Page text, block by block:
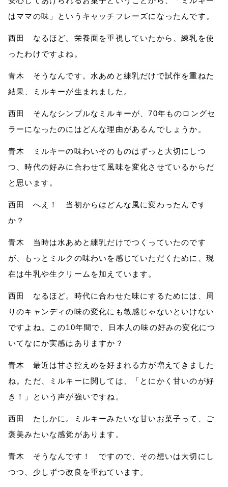
はママの味」というキャッチフレーズになったんです。
西田 なるほど。栄養面を重視していたから、練乳を使
ったわけですよね。
青木 そうなんです。水あめと練乳だけで試作を重ねた
結果、ミルキーが生まれました。
西田 そんなシンプルなミルキーが、70年ものロングセ
ラーになったのに は どんな理由があるんでしょうか。
青木 ミルキーの味わいそのものはずっと大切にし つ
つ
、時代の好みに合わせて 風味を変化させているからだ
と思います。
西田 へえ！ 当初からはどんな風に変わったんです
か？
青木 当時は水あめと練乳だけでつくっていたのです
が
もっと ミルクの味わいを感じていただくために、 現
在は牛乳や生クリームを加えています。
西田 なるほど。時代に合わせた味にするためには、周
りのキャンディの味の変化にも敏感じゃないといけない
ですよね。この10年間で、日本人の味の好みの変化につ
いて なにか実感はありますか？
青木 最近は甘さ控えめを好まれる方が増えてきました
ね。ただ、ミルキーに関しては、「とにかく甘いのが好
き！」という声が強いですね。
西田 たしかに。ミルキーみたいな甘いお菓子って、ご
褒美みたいな感覚があります。
青木 そうなんです！ ですので、その想いは大切にし
つつ、少しずつ改良を重ねています。